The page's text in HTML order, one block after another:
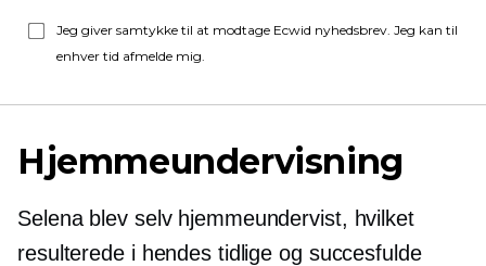
Jeg giver samtykke til at modtage Ecwid nyhedsbrev. Jeg kan til
enhver tid afmelde mig.
Hjemmeundervisning
Selena blev selv hjemmeundervist, hvilket
resulterede i hendes tidlige og succesfulde